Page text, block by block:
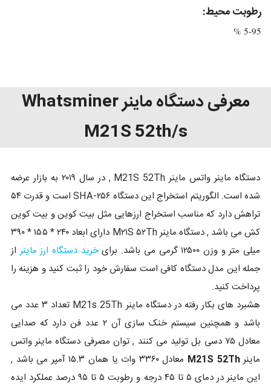
رطوبت محیط:
5-95 %
معرفی دستگاه ماینر Whatsminer
M21S 52th/s
دستگاه ماینر واتس ماینر M21S 52Th , در سال ۲۰۱۹ به بازار عرضه
شده است. الگوریتم استخراج این دستگاه SHA-۲۵۶ است و قدرت ۵۴
تراهش دارد که مناسب استخراج ارزهایی مثل بیت کوین و بیت کوین
کش می باشد , دستگاه ماینر M۲۱S ۵۲Th دارای ابعاد ۲۴۰ * ۱۵۵ * ۳۹۰
میلی متر و وزن ۱۲۵۰۰ گرمی می باشد. برای
خرید دستگاه ارز ماینر از
جمله این مدل دستگاه کافی است سفارش خود را ثبت کنید و هزینه را
پرداخت کنید.
هشبرد های بکار رفته در دستگاه ماینر M21s 25Th تعداد ۳ عدد می
باشد و همچنین سیستم خنک سازی آن ۲ عدد فن دارد که صدایی
معادل ۷۵ دسی بل تولید می کنند , توان مصرفی دستگاه ماینر واتس
ماینرM21S 52Th
معادل ۳۳۶۰ وات یا همان ۱۵.۳ آمپر می باشد ,
این ماینر در دمای ۵ تا ۴۵ درجه و رطوبت ۵ تا ۹۵ درصد عملکرد ایده